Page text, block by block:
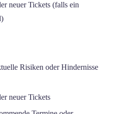
neuer Tickets (falls ein
Risiken oder Hindernisse
neuer Tickets